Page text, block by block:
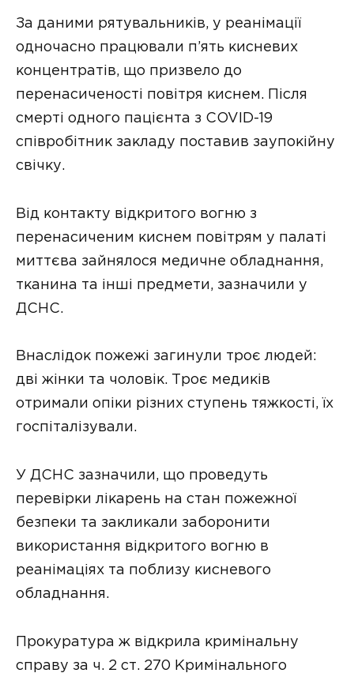
За даними рятувальників, у реанімації
одночасно працювали п’ять кисневих
концентратів, що призвело до
перенасиченості повітря киснем. Після
смерті одного пацієнта з COVID-19
співробітник закладу поставив заупокійну
свічку.
Від контакту відкритого вогню з
перенасиченим киснем повітрям у палаті
миттєва зайнялося медичне обладнання,
тканина та інші предмети, зазначили у
ДСНС.
Внаслідок пожежі загинули троє людей:
дві жінки та чоловік. Троє медиків
отримали опіки різних ступень тяжкості, їх
госпіталізували.
У ДСНС зазначили, що проведуть
перевірки лікарень на стан пожежної
безпеки та закликали заборонити
використання відкритого вогню в
реанімаціях та поблизу кисневого
обладнання.
Прокуратура ж відкрила кримінальну
справу за ч. 2 ст. 270 Кримінального